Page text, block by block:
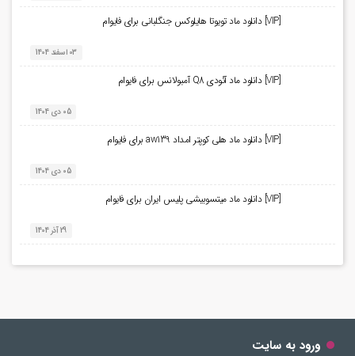
[VIP] دانلود ماد تویوتا هایلوکس جنگلبانی برای فایوام
03 اسفند 1404
[VIP] دانلود ماد آئودی Q8 آمبولانس برای فایوام
05 دی 1404
[VIP] دانلود ماد هلی کوپتر امداد aw139 برای فایوام
05 دی 1404
[VIP] دانلود ماد میتسوبیشی پلیس ایران برای فایوام
29 آذر 1404
ورود به سایت